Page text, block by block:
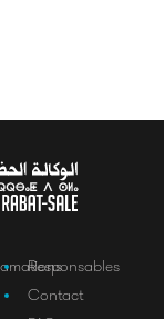
Responsables
Contact